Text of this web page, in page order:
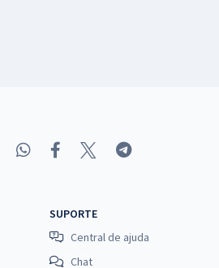
SUPORTE
Central de ajuda
Chat